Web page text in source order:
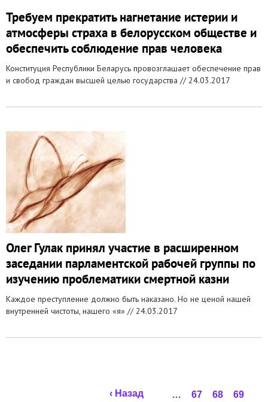
Требуем прекратить нагнетание истерии и
атмосферы страха в белорусском обществе и
обеспечить соблюдение прав человека
Конституция Республики Беларусь провозглашает обеспечение прав
и свобод граждан высшей целью государства //24.03.2017
Олег Гулак принял участие в расширенном
заседании парламентской рабочей группы по
изучению проблематики смертной казни
Каждое преступление должно быть наказано. Но не ценой нашей
внутренней чистоты, нашего «я» //24.03.2017
‹ Назад … 67 68 69